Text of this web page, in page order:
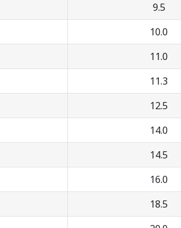
9.5
10.0
11.0
11.3
12.5
14.0
14.5
16.0
18.5